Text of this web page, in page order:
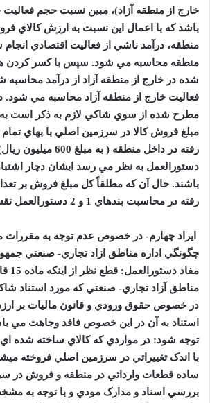
خارج از منطقه آزاد)، مبين نسبت حجم
باشد که با اعمال اين نسبت به ارزش کالاي
منطقه، درآمد ناشي از فعاليت اقتصادي انجام
منطقه محاسبه مي شود. سپس با کسر کردن
شده در خارج از منطقه آزاد از درآمد
فعاليت خارج از منطقه آزاد محاسبه مي
مطرح شده از سوي شاکي لازم به ذکر است
مبلغ فروش کالا در سرزمين اصلي با بهاي
رفته در داخل منطقه ( به مبلغ 600 ميليون
دستورالعمل به نظر مي رسد ايشان دچار
باشند. حال آن که مطلقاً کل مبلغ فروش بر
رفته در محاسبت بندهاي 1 و 2 دستورالعمل
ايراد چهارم- در خصوص عدم توجه به مقررات
چگونگي اداره مناطق ازاد تجاري- صنعتي
مفاد دستورالعمل: قطع نظر از اينکه ماده 15
مناطق آزاد تجاري- صنعتي که مورد استناد
در خصوص حقوق ورودي و قانون ماليات بر
استناد به آن در اين خصوص فاقد وجاهت مي
توجه شود: در مواردي که کالاي ساخته شده
با اندک تغييراتي در سرزمين اصلي فروخته
ساده قطعات وارداتي در منطقه و فروش در
بررسي اسناد و مدارک مودي و با توجه به